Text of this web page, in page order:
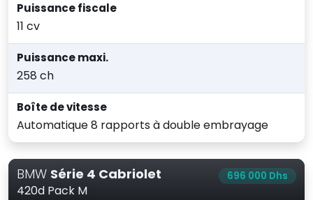
Puissance fiscale
11 cv
Puissance maxi.
258 ch
Boîte de vitesse
Automatique 8 rapports à double embrayage
BMW Série 4 Cabriolet
420d Pack M
696 000 Dhs